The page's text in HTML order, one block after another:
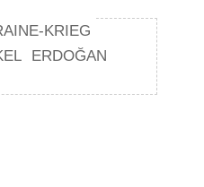
KRIEG
ERDOĞAN